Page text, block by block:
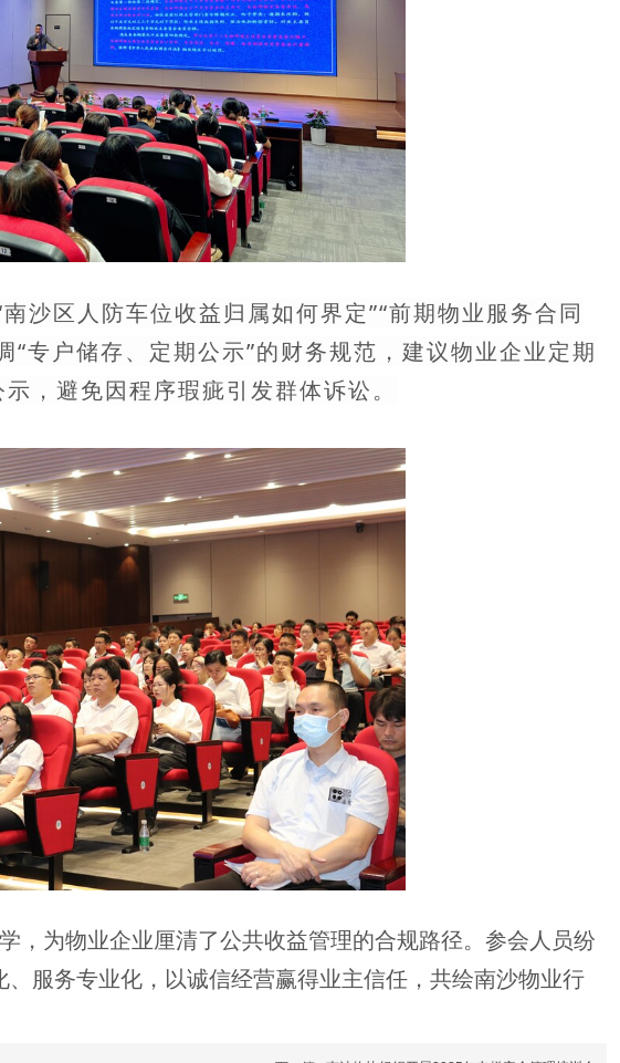
沙区人防车位收益归属如何界定”“前期物业服务合同
专户储存、定期公示”的财务规范，建议物业企业定期
，避免因程序瑕疵引发群体诉讼。
，为物业企业厘清了公共收益管理的合规路径。参会人员纷
服务专业化，以诚信经营赢得业主信任，共绘南沙物业行